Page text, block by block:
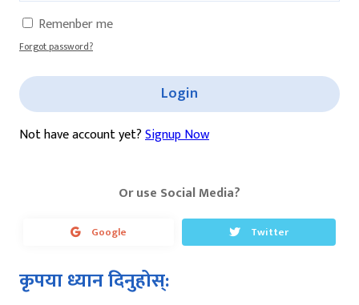
Remenber me
Forgot password?
Login
Not have account yet?Signup Now
Or use Social Media?
Google Twitter
कृपया ध्यान दिनुहोस्: